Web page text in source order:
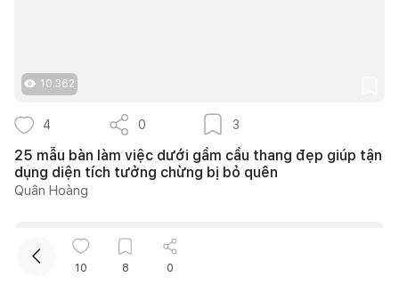
10.362
4 0 3
25 mẫu bàn làm việc dưới gầm cầu thang đẹp giúp tận
dụng diện tích tưởng chừng bị bỏ quên
Quân Hoàng
10 8 0
Mua sắm hoàn thiện nhà